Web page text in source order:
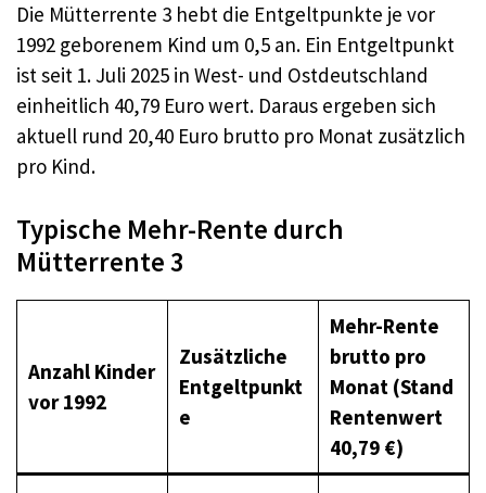
Die Mütterrente 3 hebt die Entgeltpunkte je vor
1992 geborenem Kind um 0,5 an. Ein Entgeltpunkt
ist seit 1. Juli 2025 in West- und Ostdeutschland
einheitlich 40,79 Euro wert. Daraus ergeben sich
aktuell rund 20,40 Euro brutto pro Monat zusätzlich
pro Kind.
Typische Mehr-Rente durch
Mütterrente 3
Anzahl Kinder
vor 1992
Zusätzliche
Entgeltpunkt
e
Mehr-Rente
brutto pro
Monat (Stand
Rentenwert
40,79 €)